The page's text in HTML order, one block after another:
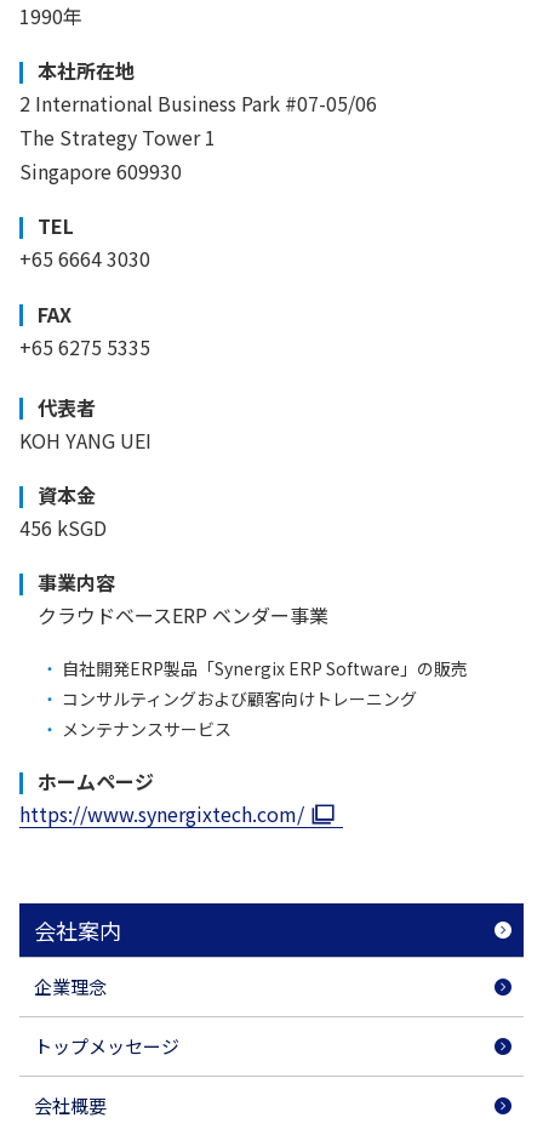
1990年
本社所在地
2 International Business Park #07-05/06
The Strategy Tower 1
Singapore 609930
TEL
+65 6664 3030
FAX
+65 6275 5335
代表者
KOH YANG UEI
資本金
456 kSGD
事業内容
クラウドベースERP ベンダー事業
自社開発ERP製品「Synergix ERP Software」の販売
コンサルティングおよび顧客向けトレーニング
メンテナンスサービス
ホームページ
https://www.synergixtech.com/
会社案内
企業理念
トップメッセージ
会社概要